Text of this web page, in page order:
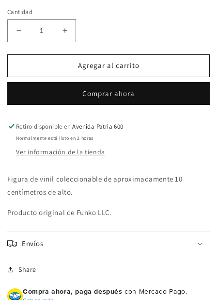
Cantidad
Reducir
cantidad
para
Animation
1214
Valentine
Aumentar
cantidad
para
Pop!
Animation
Bebop
1214
Valentine
Agregar al carrito
Comprar ahora
Retiro disponible enAvenida Patria 600
Normalmente está listo en 2 horas
Ver información de la tienda
Figura de vinil coleccionable de aproximadamente 10
centímetros de alto.
Producto original de Funko LLC.
Envíos
Share
Compra ahora, paga después con Mercado Pago.